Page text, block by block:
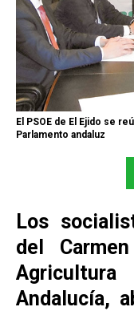
El PSOE de El Ejido se
Parlamento andaluz
Los
del
Andalucía,